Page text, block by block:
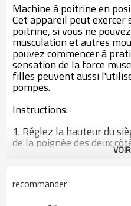
Machine à poitrine en
Cet appareil peut exercer
poitrine, si vous ne
musculation et autres
pouvez commencer à
sensation de la force
filles peuvent aussi
pompes.
Instructions:
1. Réglez la hauteur du
de la poignée des deux
pour maintenir cette
recommander